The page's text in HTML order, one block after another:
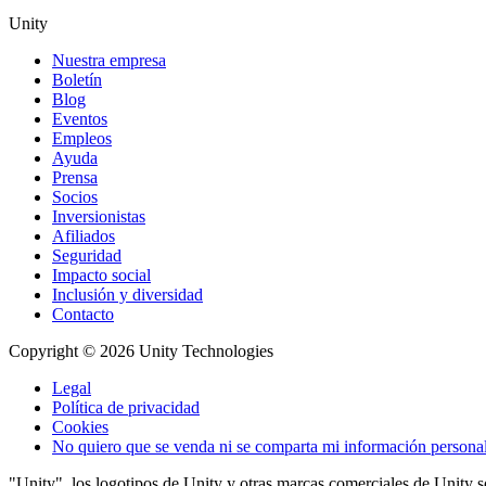
Unity
Nuestra empresa
Boletín
Blog
Eventos
Empleos
Ayuda
Prensa
Socios
Inversionistas
Afiliados
Seguridad
Impacto social
Inclusión y diversidad
Contacto
Copyright © 2026 Unity Technologies
Legal
Política de privacidad
Cookies
No quiero que se venda ni se comparta mi información personal